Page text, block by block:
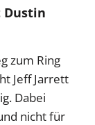
Dustin
zum Ring
Jeff Jarrett
Dabei
nicht für